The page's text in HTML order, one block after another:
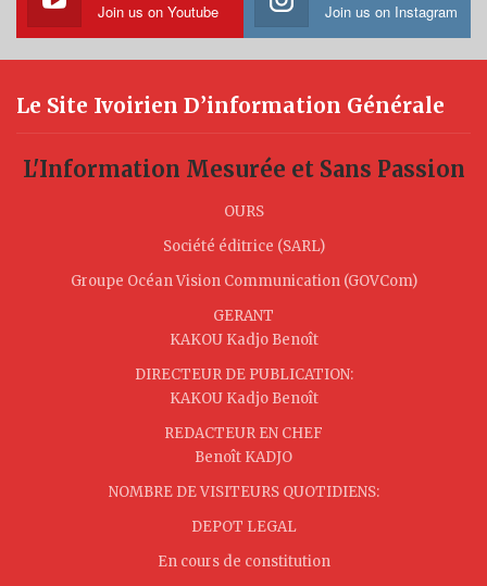
Join us on Youtube Join us on Instagram
Le Site Ivoirien D’information Générale
L'Information Mesurée et Sans Passion
OURS
Société éditrice (SARL)
Groupe Océan Vision Communication (GOVCom)
GERANT
KAKOU Kadjo Benoît
DIRECTEUR DE PUBLICATION:
KAKOU Kadjo Benoît
REDACTEUR EN CHEF
Benoît KADJO
NOMBRE DE VISITEURS QUOTIDIENS:
DEPOT LEGAL
En cours de constitution